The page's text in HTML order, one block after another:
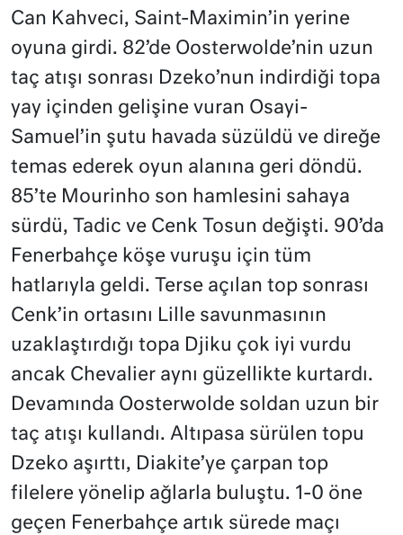
Can Kahveci, Saint-Maximin’in yerine
oyuna girdi. 82’de Oosterwolde’nin uzun
taç atışı sonrası Dzeko’nun indirdiği topa
yay içinden gelişine vuran Osayi-
Samuel’in şutu havada süzüldü ve direğe
temas ederek oyun alanına geri döndü.
85’te Mourinho son hamlesini sahaya
sürdü, Tadic ve Cenk Tosun değişti. 90’da
Fenerbahçe köşe vuruşu için tüm
hatlarıyla geldi. Terse açılan top sonrası
Cenk’in ortasını Lille savunmasının
uzaklaştırdığı topa Djiku çok iyi vurdu
ancak Chevalier aynı güzellikte kurtardı.
Devamında Oosterwolde soldan uzun bir
taç atışı kullandı. Altıpasa sürülen topu
Dzeko aşırttı, Diakite’ye çarpan top
filelere yönelip ağlarla buluştu. 1-0 öne
geçen Fenerbahçe artık sürede maçı